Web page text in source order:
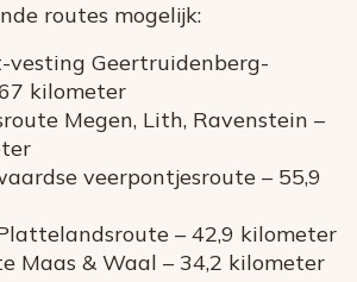
routes mogelijk:
Geertruidenberg-
kilometer
Megen, Lith, Ravenstein –
veerpontjesroute – 55,9
– 42,9 kilometer
Maas & Waal – 34,2 kilometer